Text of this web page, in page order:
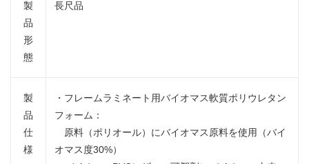
製
品
形
態
長尺品
製
品
仕
様
・フレームラミネート用バイオマス軟質ポリウレタン
フォーム：
原料（ポリオール）にバイオマス原料を使用（バイ
オマス度30%）